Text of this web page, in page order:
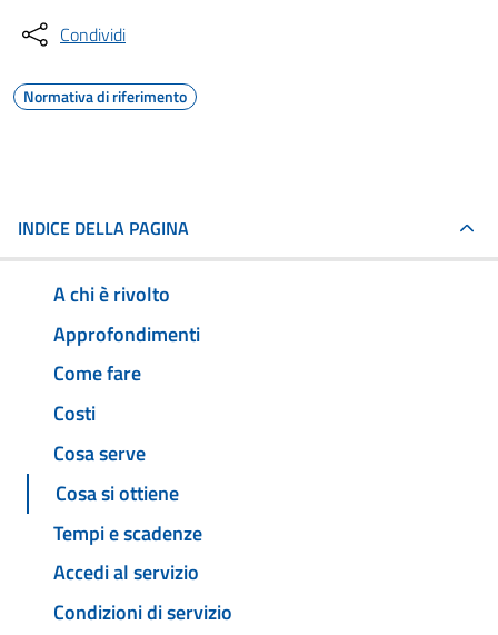
Condividi
Normativa di riferimento
INDICE DELLA PAGINA
A chi è rivolto
Approfondimenti
Come fare
Costi
Cosa serve
Cosa si ottiene
Tempi e scadenze
Accedi al servizio
Condizioni di servizio